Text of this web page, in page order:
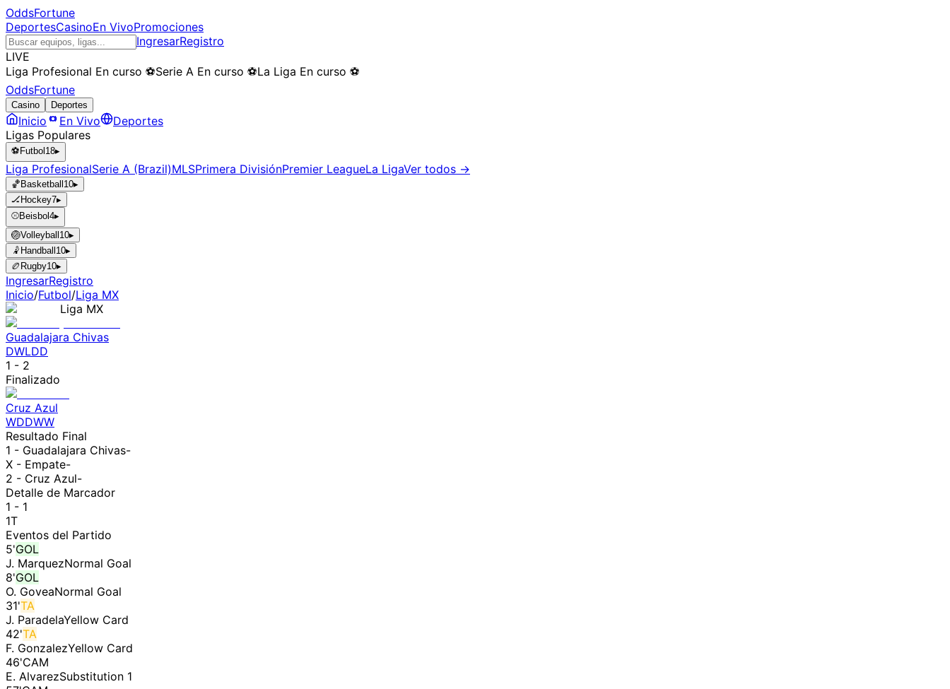
OddsFortune
DeportesCasinoEn VivoPromociones
IngresarRegistro
LIVE
Liga Profesional En curso ⚽Serie A En curso ⚽La Liga En curso ⚽
OddsFortune
Casino Deportes
Inicio En Vivo
Deportes
Ligas Populares
⚽ Futbol 18▸
Liga ProfesionalSerie A (Brazil)MLSPrimera DivisiónPremier LeagueLa LigaVer todos →
🏀 Basketball 10▸
🏒 Hockey7▸
⚾Beisbol 4▸
🏐Volleyball 10▸
🤾 Handball 10▸
🏉 Rugby10▸
IngresarRegistro
Inicio/Futbol/Liga MX
Liga MX
Guadalajara Chivas
DWLDD
1 - 2
Finalizado
Cruz Azul
WDDWW
Resultado Final
1 - Guadalajara Chivas-
X - Empate-
2 - Cruz Azul-
Detalle de Marcador
1 - 1
1T
Eventos del Partido
5'GOL
J. MarquezNormal Goal
8'GOL
O. GoveaNormal Goal
31'TA
J. ParadelaYellow Card
42'TA
F. GonzalezYellow Card
46'CAM
E. AlvarezSubstitution 1